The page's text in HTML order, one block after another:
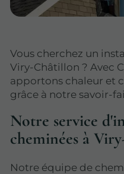
Vous cherchez un
Viry-Châtillon ? Avec
apportons chaleur et
grâce à notre savoir-
Notre service
cheminées à
Notre équipe de